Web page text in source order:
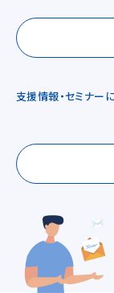
支援情報・セミナー